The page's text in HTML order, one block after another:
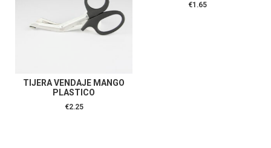
TIJERA VENDAJE MANGO
PLASTICO
€2.25
€1.65